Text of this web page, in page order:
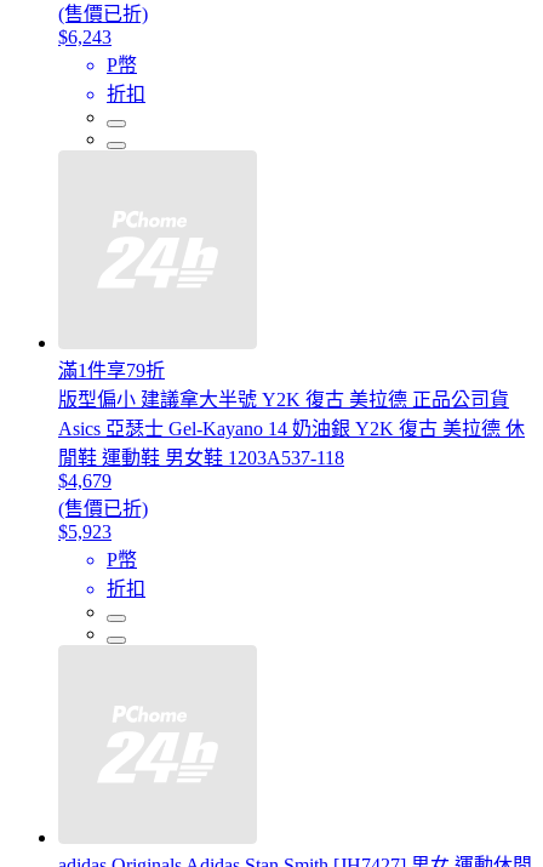
(售價已折)
$6,243
P幣
折扣
滿1件享79折
版型偏小 建議拿大半號 Y2K 復古 美拉德 正品公司貨
Asics 亞瑟士 Gel-Kayano 14 奶油銀 Y2K 復古 美拉德 休
閒鞋 運動鞋 男女鞋 1203A537-118
$4,679
(售價已折)
$5,923
P幣
折扣